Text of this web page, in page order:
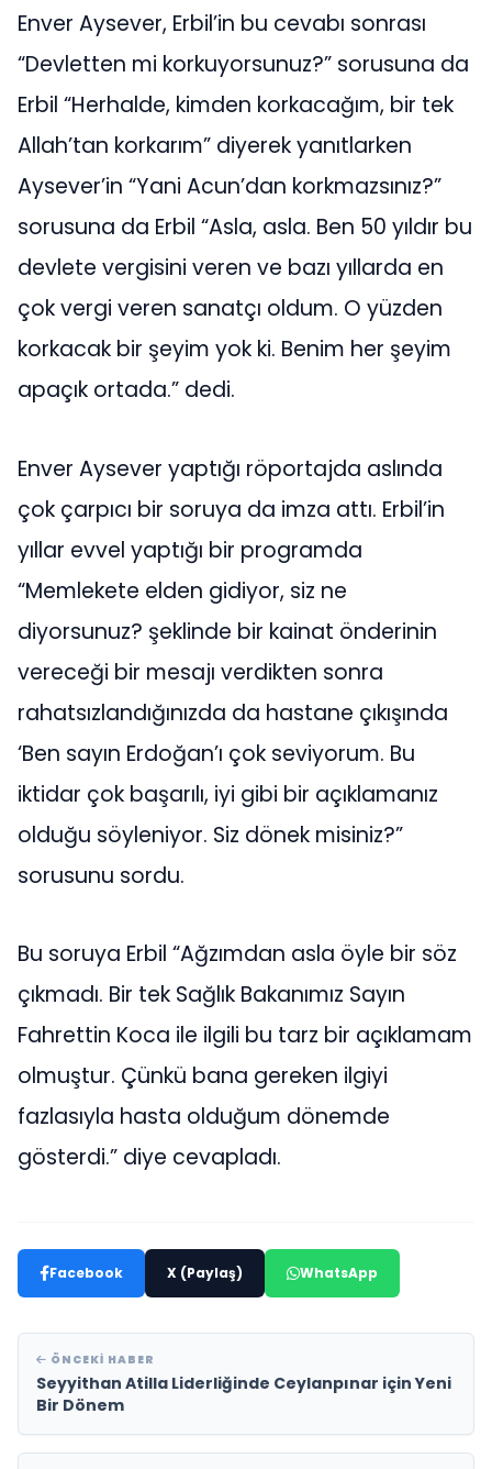
Enver Aysever, Erbil’in bu cevabı sonrası
“Devletten mi korkuyorsunuz?” sorusuna da
Erbil “Herhalde, kimden korkacağım, bir tek
Allah’tan korkarım” diyerek yanıtlarken
Aysever’in “Yani Acun’dan korkmazsınız?”
sorusuna da Erbil “Asla, asla. Ben 50 yıldır bu
devlete vergisini veren ve bazı yıllarda en
çok vergi veren sanatçı oldum. O yüzden
korkacak bir şeyim yok ki. Benim her şeyim
apaçık ortada.” dedi.
Enver Aysever yaptığı röportajda aslında
çok çarpıcı bir soruya da imza attı. Erbil’in
yıllar evvel yaptığı bir programda
“Memlekete elden gidiyor, siz ne
diyorsunuz? şeklinde bir kainat önderinin
vereceği bir mesajı verdikten sonra
rahatsızlandığınızda da hastane çıkışında
‘Ben sayın Erdoğan’ı çok seviyorum. Bu
iktidar çok başarılı, iyi gibi bir açıklamanız
olduğu söyleniyor. Siz dönek misiniz?”
sorusunu sordu.
Bu soruya Erbil “Ağzımdan asla öyle bir söz
çıkmadı. Bir tek Sağlık Bakanımız Sayın
Fahrettin Koca ile ilgili bu tarz bir açıklamam
olmuştur. Çünkü bana gereken ilgiyi
fazlasıyla hasta olduğum dönemde
gösterdi.” diye cevapladı.
Facebook X (Paylaş) WhatsApp
ÖNCEKI HABER
Seyyithan Atilla Liderliğinde Ceylanpınar için Yeni
Bir Dönem